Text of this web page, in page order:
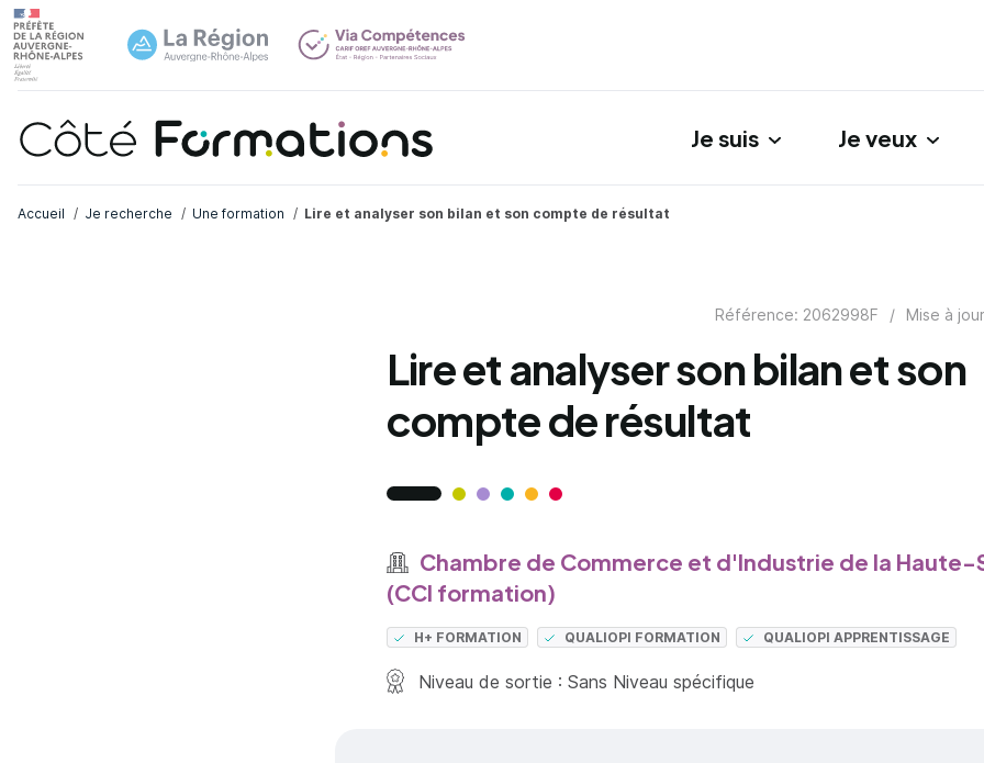
Je suis Je veux
Accueil Je recherche Une formation Lire et analyser son bilan et son compte de résultat
Référence: 2062998F / Mise à
Lire et analyser son bilan et son
compte de résultat
Chambre de Commerce et d'Industrie de la Haute-
(CCI formation)
H+ FORMATION QUALIOPI FORMATION QUALIOPI APPRENTISSAGE
Niveau de sortie : Sans Niveau spécifique